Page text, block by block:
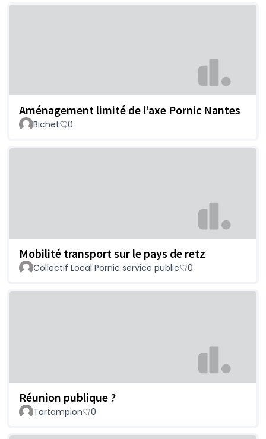
Aménagement limité de l’axe Pornic Nantes
Bichet 0
Mobilité transport sur le pays de retz
Collectif Local Pornic service public 0
Réunion publique ?
Tartampion 0